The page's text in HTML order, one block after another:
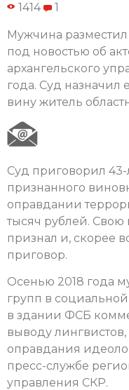
1414 1
Мужчина
под новостью об
архангельского
года. Суд
вину житель
Суд приговорил 43-
признанного
оправдании
тысяч рублей. Свою
признал и, скорее
приговор.
Осенью 2018 года
групп в
в здании ФСБ
выводу
оправдания
пресс-службе
управления СКР.